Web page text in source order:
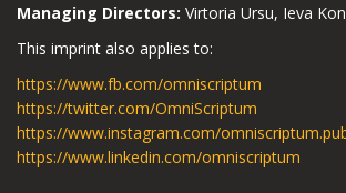
Managing Directors: Virtoria Ursu, Ieva
This imprint also applies to:
https://www.fb.com/omniscriptum
https://twitter.com/OmniScriptum
https://www.instagram.com/
https://www.linkedin.com/omniscriptum